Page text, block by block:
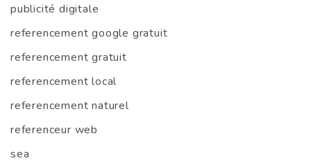
publicité digitale
referencement google gratuit
referencement gratuit
referencement local
referencement naturel
referenceur web
sea